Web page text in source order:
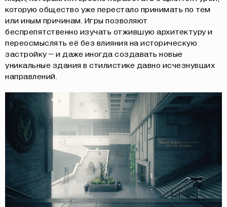
которую общество уже перестало принимать по тем
или иным причинам. Игры позволяют
беспрепятственно изучать отжившую архитектуру и
переосмыслять её без влияния на историческую
застройку – и даже иногда создавать новые
уникальные здания в стилистике давно исчезнувших
направлений
ОФЛАЙН
ОНЛАЙН
СОБЫТИЯ
МАГАЗИН
ПОДДЕРЖАТЬ ПРОЕКТ